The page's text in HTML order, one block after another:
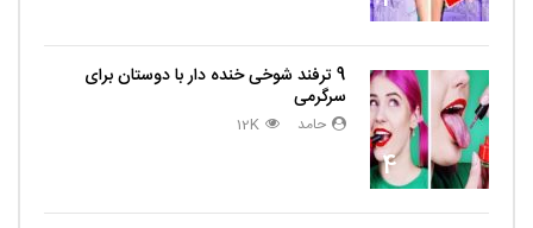
4
9 ترفند شوخی خنده دار با دوستان برای
سرگرمی
حامد 12K